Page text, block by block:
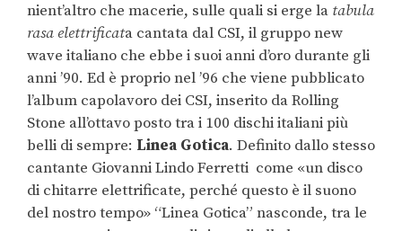
nient’altro che macerie, sulle quali si erge la tabula
rasa elettrificata cantata dal CSI, il gruppo new
wave italiano che ebbe i suoi anni d’oro durante gli
anni ’90. Ed è proprio nel ’96 che viene pubblicato
l’album capolavoro dei CSI, inserito da Rolling
Stone all’ottavo posto tra i 100 dischi italiani più
belli di sempre: Linea Gotica. Definito dallo stesso
cantante Giovanni Lindo Ferretti come «un disco
di chitarre elettrificate, perché questo è il suono
del nostro tempo» “Linea Gotica” nasconde, tra le